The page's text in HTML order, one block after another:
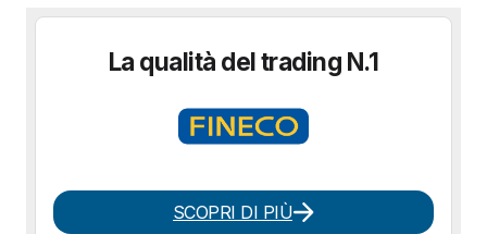
La qualità del trading N.1
SCOPRI DI PIÙ